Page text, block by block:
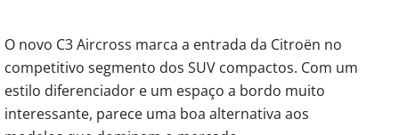
O novo C3 Aircross marca a entrada da Citroën no
competitivo segmento dos SUV compactos. Com um
estilo diferenciador e um espaço a bordo muito
interessante, parece uma boa alternativa aos